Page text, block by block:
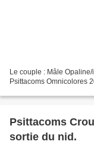
Le couple : Mâle
Psittacoms Omnicolores
Psittacoms
sortie du nid.